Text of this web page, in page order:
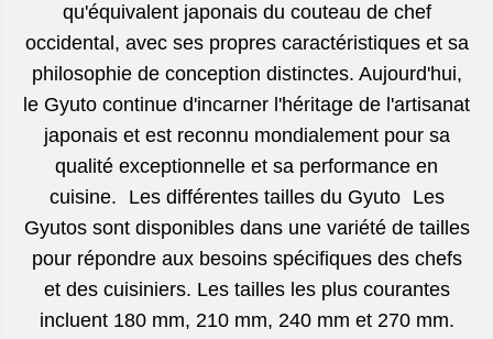
qu'équivalent japonais du couteau de chef
occidental, avec ses propres caractéristiques et sa
philosophie de conception distinctes. Aujourd'hui,
le Gyuto continue d'incarner l'héritage de l'artisanat
japonais et est reconnu mondialement pour sa
qualité exceptionnelle et sa performance en
cuisine. Les différentes tailles du Gyuto Les
Gyutos sont disponibles dans une variété de tailles
pour répondre aux besoins spécifiques des chefs
et des cuisiniers. Les tailles les plus courantes
incluent 180 mm, 210 mm, 240 mm et 270 mm.